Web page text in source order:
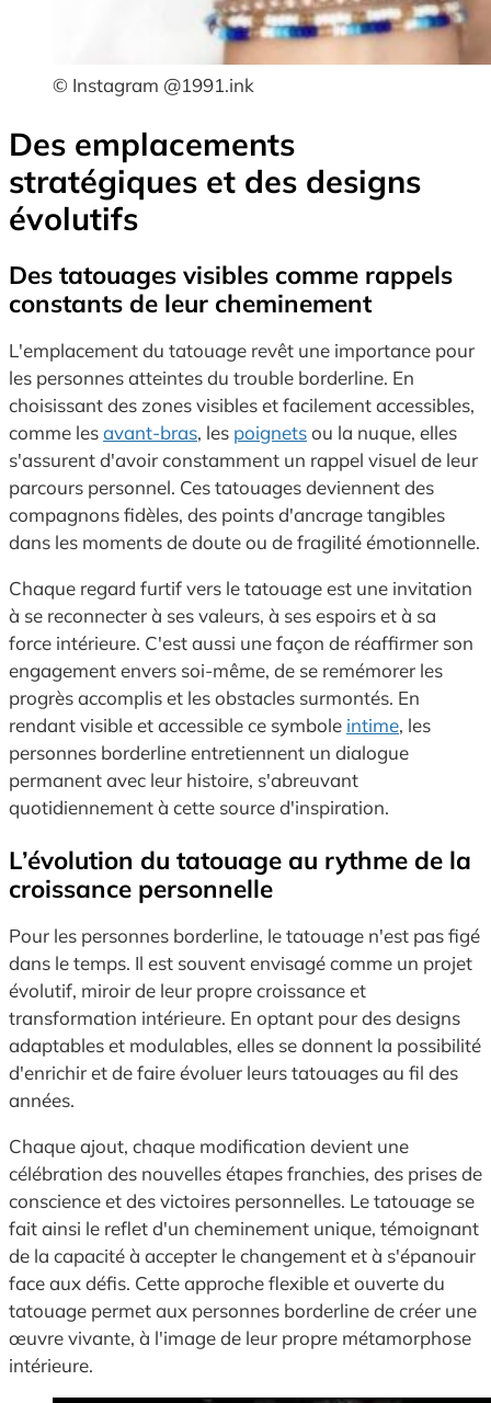
© Instagram @1991.ink
Des emplacements
stratégiques et des designs
évolutifs
Des tatouages visibles comme rappels
constants de leur cheminement
L'emplacement du tatouage revêt une importance pour
les personnes atteintes du trouble borderline. En
choisissant des zones visibles et facilement accessibles,
comme lesavant-bras, les poignetsou la nuque, elles
s'assurent d'avoir constamment un rappel visuel de leur
parcours personnel. Ces tatouages deviennent des
compagnons fidèles, des points d'ancrage tangibles
dans les moments de doute ou de fragilité émotionnelle.
Chaque regard furtif vers le tatouage est une invitation
à se reconnecter à ses valeurs, à ses espoirs et à sa
force intérieure. C'est aussi une façon de réaffirmer son
engagement envers soi-même, de se remémorer les
progrès accomplis et les obstacles surmontés. En
rendant visible et accessible ce symbole intime, les
personnes borderline entretiennent un dialogue
permanent avec leur histoire, s'abreuvant
quotidiennement à cette source d'inspiration.
L’évolution du tatouage au rythme de la
croissance personnelle
Pour les personnes borderline, le tatouage n'est pas figé
dans le temps. Il est souvent envisagé comme un projet
évolutif, miroir de leur propre croissance et
transformation intérieure. En optant pour des designs
adaptables et modulables, elles se donnent la possibilité
d'enrichir et de faire évoluer leurs tatouages au fil des
années.
Chaque ajout, chaque modification devient une
célébration des nouvelles étapes franchies, des prises de
conscience et des victoires personnelles. Le tatouage se
fait ainsi le reflet d'un cheminement unique, témoignant
de la capacité à accepter le changement et à s'épanouir
face aux défis. Cette approche flexible et ouverte du
tatouage permet aux personnes borderline de créer une
œuvre vivante, à l'image de leur propre métamorphose
intérieure.